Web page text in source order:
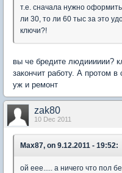
т.е. сначала нужно
ли 30, то ли 60 тыс за это
ключи?!
вы че бредите людииииии?
закончит работу. А протом
уж и ремонт
zak80
10 Dec 2011
Max87, on 9.12.2011 - 19:52:
ой еее..... а ничего что пол